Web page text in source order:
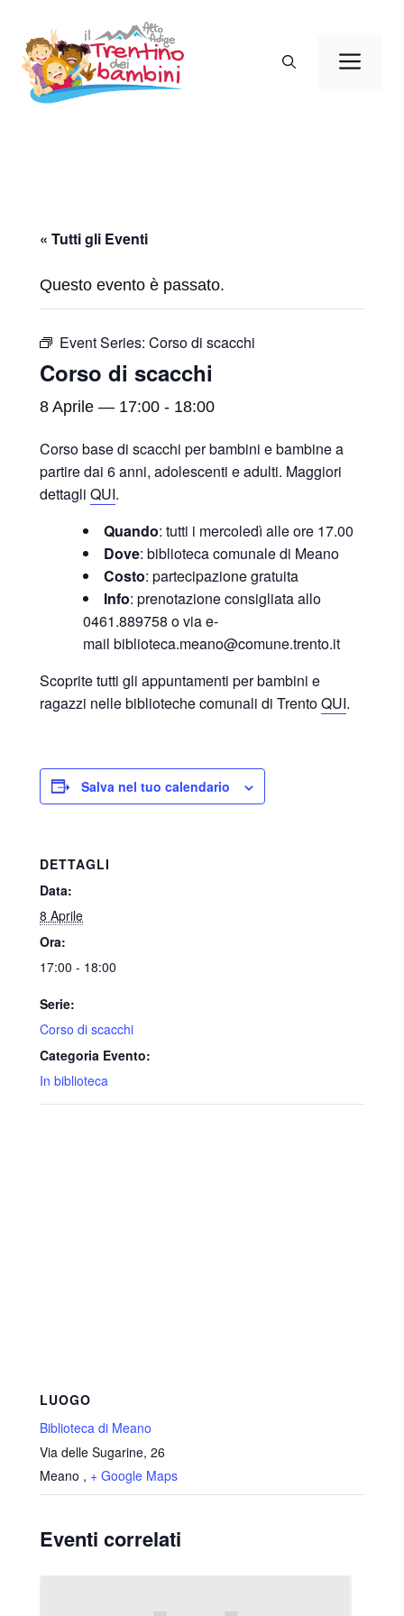
contenuto
« Tutti gli Eventi
Questo evento è passato.
Event Series: Corso di scacchi
Corso di scacchi
8 Aprile — 17:00 - 18:00
Corso base di scacchi per bambini e bambine a
partire dai 6 anni, adolescenti e adulti. Maggiori
dettagli QUI.
Quando: tutti i mercoledì alle ore 17.00
Dove: biblioteca comunale di Meano
Costo: partecipazione gratuita
Info: prenotazione consigliata allo
0461.889758 o via e-
mail biblioteca.meano@comune.trento.it
Scoprite tutti gli appuntamenti per bambini e
ragazzi nelle biblioteche comunali di TrentoQUI.
Salva nel tuo calendario
DETTAGLI
Data:
8 Aprile
Ora:
17:00 - 18:00
Serie:
Corso di scacchi
Categoria Evento:
In biblioteca
LUOGO
Biblioteca di Meano
Via delle Sugarine, 26
Meano , + Google Maps
Eventi correlati